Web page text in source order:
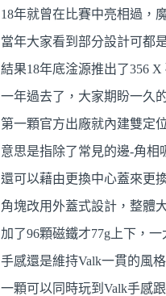
18年就曾在比賽中亮相過，
當年大家看到部分設計可都
結果18年底淦源推出了356
一年過去了，大家期盼一久
第一顆官方出廠就內建雙定
意思是指除了常見的邊-角相
還可以藉由更換中心蓋來更
角塊改用外蓋式設計，整體
加了96顆磁鐵才77g上下，一
手感還是維持Valk一貫的風
一顆可以同時玩到Valk手感